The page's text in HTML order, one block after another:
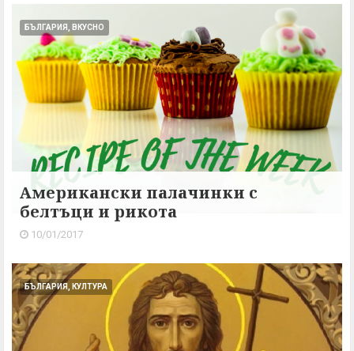
БЪЛГАРИЯ, ВКУСНО
Американски палачинки с
белтъци и рикота
10/01/2017
БЪЛГАРИЯ, КУЛТУРА